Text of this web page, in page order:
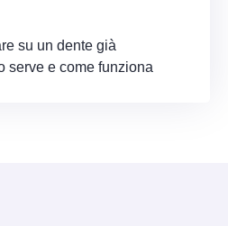
su un dente già
serve e come funziona